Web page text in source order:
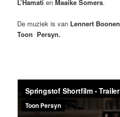
L’Hamati en Maaike Somers.
De muziek is van Lennert Boonen
Toon Persyn.